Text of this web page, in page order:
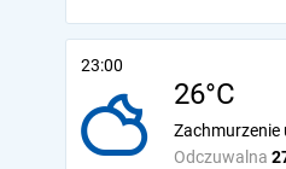
23:00
26°C
Odczuwalna